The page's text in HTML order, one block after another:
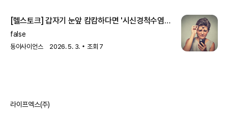
시신경척수염 범주질환일 수도 있기 때문이다. 데빅병은
1894년 프랑스의 신경과 의사인 유진 데빅이 기술하여
데빅병으로
[헬스토크] 갑자기 눈앞 캄캄하다면 '시신경척수염
범주질환' 의심
false
동아사이언스 2026. 5. 3. 조회 7
라이프엑스(주)